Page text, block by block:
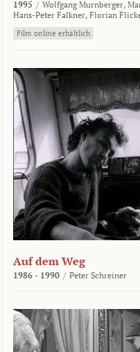
1995 / Wolfgang Murnberger,
Hans-Peter Falkner, Florian
Film online erhältlich
Auf dem Weg
1986 - 1990 / Peter Schreiner